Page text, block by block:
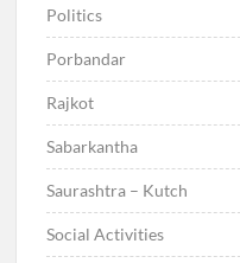
Politics
Porbandar
Rajkot
Sabarkantha
Saurashtra – Kutch
Social Activities